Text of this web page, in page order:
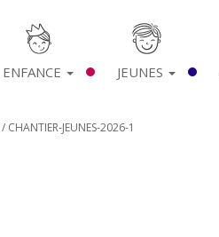
ENFANCE JEUNES
/ CHANTIER-JEUNES-2026-1